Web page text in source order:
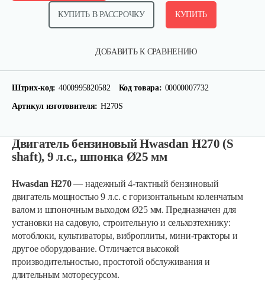
ДОБАВИТЬ К СРАВНЕНИЮ
КУПИТЬ В РАССРОЧКУ КУПИТЬ
Штрих-код: 4000995820582 Код товара: 00000007732
Артикул изготовителя: H270S
Двигатель бензиновый Hwasdan H270 (S
shaft), 9 л.с., шпонка Ø25 мм
Hwasdan H270— надежный 4-тактный бензиновый
двигатель мощностью 9 л.с. с горизонтальным коленчатым
валом и шпоночным выходом Ø25 мм. Предназначен для
установки на садовую, строительную и сельхозтехнику:
мотоблоки, культиваторы, виброплиты, мини-тракторы и
другое оборудование. Отличается высокой
производительностью, простотой обслуживания и
длительным моторесурсом.